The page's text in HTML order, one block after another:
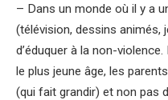
– Dans un monde où il y a
(télévision, dessins animés,
d’éduquer à la non-
le plus jeune âge, les
(qui fait grandir) et non pas